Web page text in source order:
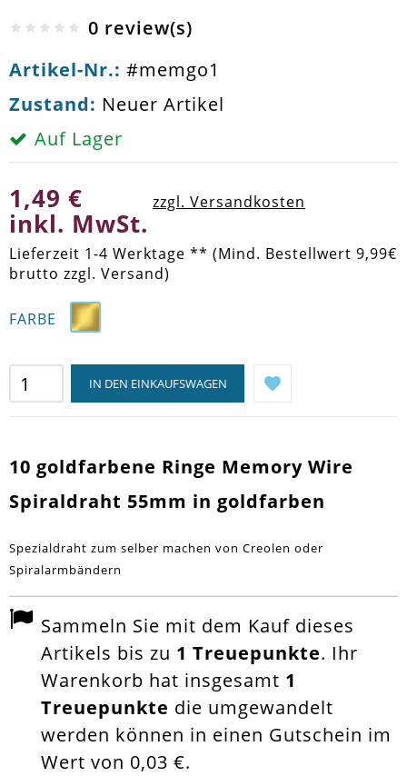
0 review(s)
Artikel-Nr.: #memgo1
Zustand: Neuer Artikel
Auf Lager
1,49 €
inkl. MwSt.
zzgl. Versandkosten
Lieferzeit 1-4 Werktage ** (Mind. Bestellwert 9,99€
brutto zzgl. Versand)
FARBE
IN DEN EINKAUFSWAGEN
10 goldfarbene Ringe Memory Wire
Spiraldraht 55mm in goldfarben
Spezialdraht zum selber machen von Creolen oder
Spiralarmbändern
Sammeln Sie mit dem Kauf dieses
Artikels bis zu 1 Treuepunkte. Ihr
Warenkorb hat insgesamt 1
Treuepunkte die umgewandelt
werden können in einen Gutschein im
Wert von 0,03 €.